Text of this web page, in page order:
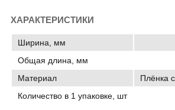
ХАРАКТЕРИСТИКИ
Ширина, мм
Общая длина, мм
Материал
Плёнка
Количество в 1 упаковке, шт